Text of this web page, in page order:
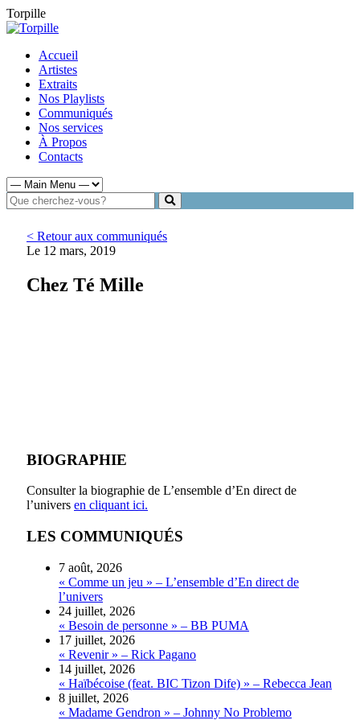
Torpille
Accueil
Artistes
Extraits
Nos Playlists
Communiqués
Nos services
À Propos
Contacts
< Retour aux communiqués
Le 12 mars, 2019
Chez Té Mille
BIOGRAPHIE
Consulter la biographie de L’ensemble d’En direct de
l’univers en cliquant ici.
LES COMMUNIQUÉS
7 août, 2026
« Comme un jeu » – L’ensemble d’En direct de
l’univers
24 juillet, 2026
« Besoin de personne » – BB PUMA
17 juillet, 2026
« Revenir » – Rick Pagano
14 juillet, 2026
« Haïbécoise (feat. BIC Tizon Dife) » – Rebecca Jean
8 juillet, 2026
« Madame Gendron » – Johnny No Problemo